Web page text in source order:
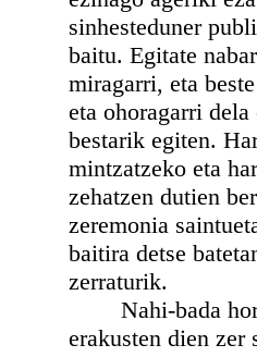
sinhesteduner
baitu. Egitate
miragarri, eta
eta ohoragarri
bestarik egiten.
mintzatzeko eta
zehatzen dutien
zeremonia
baitira detse
zerraturik.
Nahi-bada horik
erakusten dien zer